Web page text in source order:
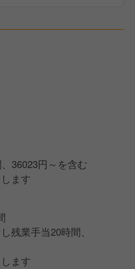
36023円～を含む
ます
残業手当20時間、
ます